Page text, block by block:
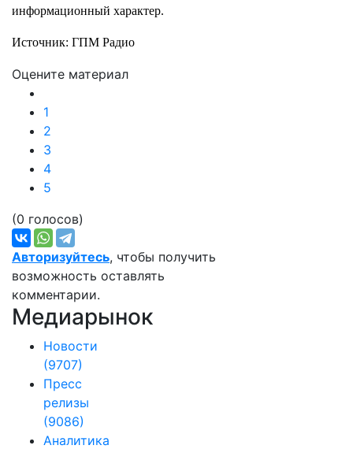
информационный характер.
Источник: ГПМ Радио
Оцените материал
1
2
3
4
5
(0 голосов)
Авторизуйтесь, чтобы получить
возможность оставлять
комментарии.
Медиарынок
Новости
(9707)
Пресс
релизы
(9086)
Аналитика